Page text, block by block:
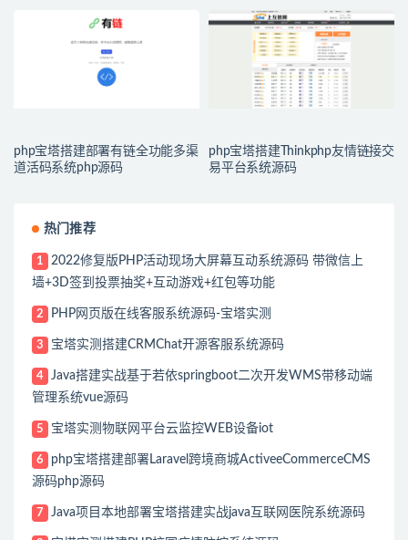
php宝塔搭建部署有链全功能多渠
道活码系统php源码
php宝塔搭建Thinkphp友情链接交
易平台系统源码
热门推荐
1
2022修复版PHP活动现场大屏幕互动系统源码 带微信上
墙+3D签到投票抽奖+互动游戏+红包等功能
2 PHP网页版在线客服系统源码-宝塔实测
3 宝塔实测搭建CRMChat开源客服系统源码
4
Java搭建实战基于若依springboot二次开发WMS带移动端
管理系统vue源码
5 宝塔实测物联网平台云监控WEB设备iot
6
php宝塔搭建部署Laravel跨境商城ActiveeCommerceCMS
源码php源码
7 Java项目本地部署宝塔搭建实战java互联网医院系统源码